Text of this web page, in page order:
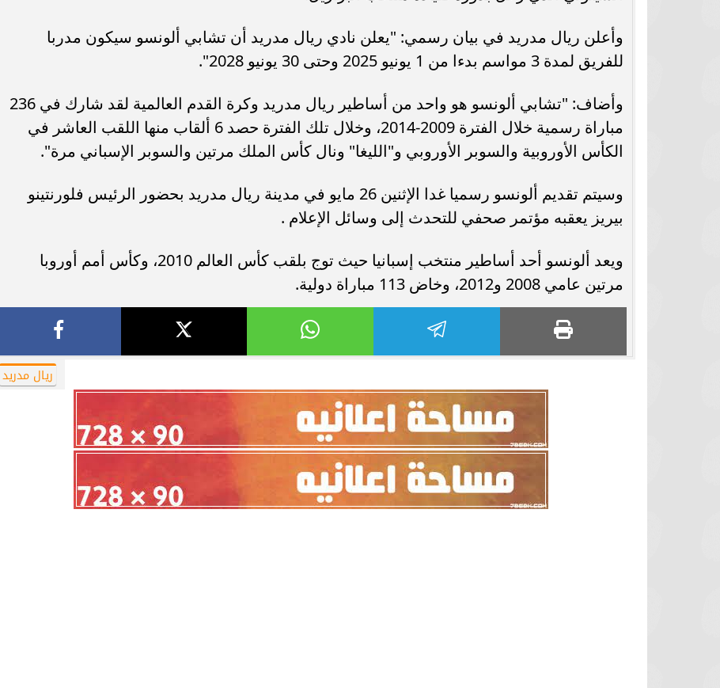
وأعلن ريال مدريد في بيان رسمي: "يعلن نادي ريال مدريد أن تشابي ألونسو سيكون مدربا
للفريق لمدة 3 مواسم بدءا من 1 يونيو 2025 وحتى 30 يونيو 2028".
وأضاف: "تشابي ألونسو هو واحد من أساطير ريال مدريد وكرة القدم العالمية لقد شارك في 236
مباراة رسمية خلال الفترة 2009-2014، وخلال تلك الفترة حصد 6 ألقاب منها اللقب العاشر في
الكأس الأوروبية والسوبر الأوروبي و"الليغا" ونال كأس الملك مرتين والسوبر الإسباني مرة".
وسيتم تقديم ألونسو رسميا غدا الإثنين 26 مايو في مدينة ريال مدريد بحضور الرئيس فلورنتينو
بيريز يعقبه مؤتمر صحفي للتحدث إلى وسائل الإعلام .
ويعد ألونسو أحد أساطير منتخب إسبانيا حيث توج بلقب كأس العالم 2010، وكأس أمم أوروبا
مرتين عامي 2008 و2012، وخاض 113 مباراة دولية.
ريال مدريد